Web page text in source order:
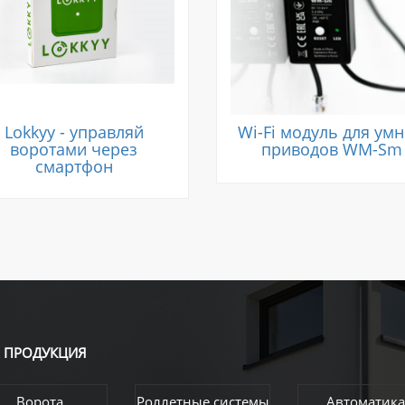
Lokkyy - управляй
воротами через
смартфон
Wi-Fi модуль для
приводов WM-Sm
ПРОДУКЦИЯ
Ворота Роллетные системы Автоматика